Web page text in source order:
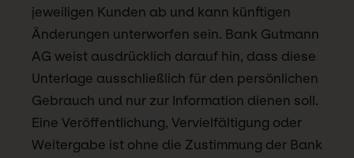
jeweiligen Kunden ab und kann künftigen
Änderungen unterworfen sein. Bank Gutmann
AG weist ausdrücklich darauf hin, dass diese
Unterlage ausschließlich für den persönlichen
Gebrauch und nur zur Information dienen soll.
Eine Veröffentlichung, Vervielfältigung oder
Weitergabe ist ohne die Zustimmung der Bank